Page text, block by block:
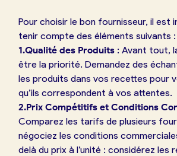
Pour choisir le bon fournisseur, il est
tenir compte des éléments suivants :
1.Qualité des Produits : Avant tout,
être la priorité. Demandez des
les produits dans vos recettes pour
qu’ils correspondent à vos attentes.
2.Prix Compétitifs et Conditions
Comparez les tarifs de plusieurs
négociez les conditions
delà du prix à l’unité : considérez les